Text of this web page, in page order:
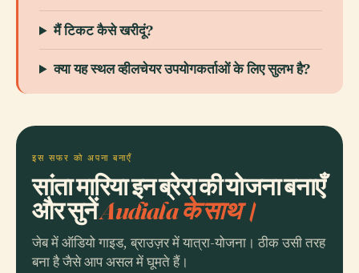
मैं टिकट कैसे खरीदूं?
क्या यह स्थल व्हीलचेयर उपयोगकर्ताओं के लिए सुलभ है?
इस सफर को अपना बनाएँ
सांता मारिया इन ब्रेरा की योजना बनाएँ
और सुनेंAudiala के साथ।
जेब में ऑडियो गाइड, ब्राउज़र में यात्रा-योजना। ठीक उसी तरह
बना है जैसे आप असल में घूमते हैं।